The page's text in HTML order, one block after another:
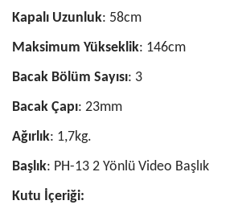
Kapalı Uzunluk: 58cm
Maksimum Yükseklik: 146cm
Bacak Bölüm Sayısı: 3
Bacak Çapı: 23mm
Ağırlık: 1,7kg.
Başlık: PH-13 2 Yönlü Video Başlık
Kutu İçeriği: